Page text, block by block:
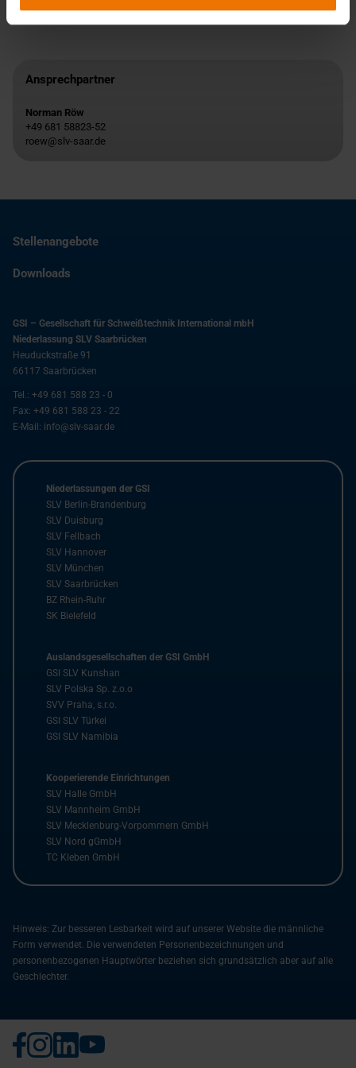
Ansprechpartner
Norman Röw
+49 681 58823-52
roew@slv-saar.de
Stellenangebote
Downloads
GSI – Gesellschaft für Schweißtechnik International mbH
Niederlassung SLV Saarbrücken
Heuduckstraße 91
66117 Saarbrücken
Tel.: +49 681 588 23 - 0
Fax: +49 681 588 23 - 22
E-Mail: info@slv-saar.de
Niederlassungen der GSI
SLV Berlin-Brandenburg
SLV Duisburg
SLV Fellbach
SLV Hannover
SLV München
SLV Saarbrücken
BZ Rhein-Ruhr
SK Bielefeld
Auslandsgesellschaften der GSI GmbH
GSI SLV Kunshan
SLV Polska Sp. z.o.o
SVV Praha, s.r.o.
GSI SLV Türkei
GSI SLV Namibia
Kooperierende Einrichtungen
SLV Halle GmbH
SLV Mannheim GmbH
SLV Mecklenburg-Vorpommern GmbH
SLV Nord gGmbH
TC Kleben GmbH
Hinweis: Zur besseren Lesbarkeit wird auf unserer Website die männliche
Form verwendet. Die verwendeten Personenbezeichnungen und
personenbezogenen Hauptwörter beziehen sich grundsätzlich aber auf alle
Geschlechter.